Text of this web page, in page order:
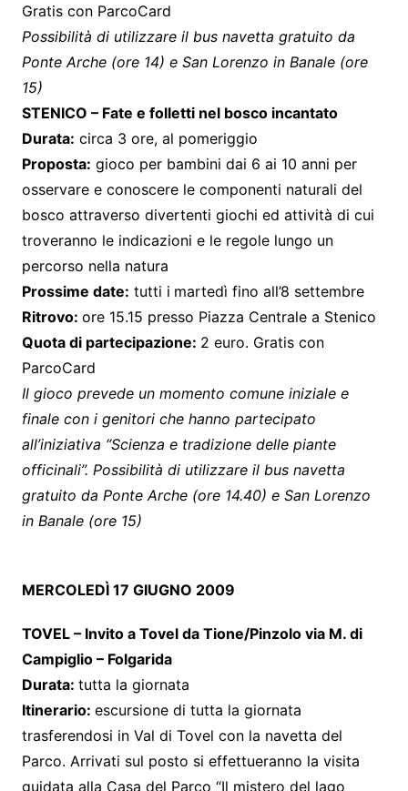
Gratis con ParcoCard
Possibilità di utilizzare il bus navetta gratuito da
Ponte Arche (ore 14) e San Lorenzo in Banale (ore
15)
STENICO – Fate e folletti nel bosco incantato
Durata: circa 3 ore, al pomeriggio
Proposta: gioco per bambini dai 6 ai 10 anni per
osservare e conoscere le componenti naturali del
bosco attraverso divertenti giochi ed attività di cui
troveranno le indicazioni e le regole lungo un
percorso nella natura
Prossime date: tutti i martedì fino all’8 settembre
Ritrovo: ore 15.15 presso Piazza Centrale a Stenico
Quota di partecipazione: 2 euro. Gratis con
ParcoCard
Il gioco prevede un momento comune iniziale e
finale con i genitori che hanno partecipato
all’iniziativa “Scienza e tradizione delle piante
officinali”. Possibilità di utilizzare il bus navetta
gratuito da Ponte Arche (ore 14.40) e San Lorenzo
in Banale (ore 15)
MERCOLEDÌ 17 GIUGNO 2009
TOVEL – Invito a Tovel da Tione/Pinzolo via M. di
Campiglio – Folgarida
Durata: tutta la giornata
Itinerario: escursione di tutta la giornata
trasferendosi in Val di Tovel con la navetta del
Parco. Arrivati sul posto si effettueranno la visita
guidata alla Casa del Parco “Il mistero del lago